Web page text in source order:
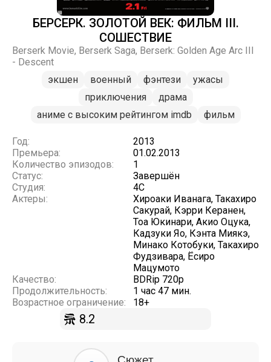
БЕРСЕРК. ЗОЛОТОЙ ВЕК: ФИЛЬМ III.
СОШЕСТВИЕ
Berserk Movie, Berserk Saga, Berserk: Golden Age Arc III
- Descent
экшен
военный фэнтези
ужасы
приключения
драма
аниме с высоким рейтингом imdb
фильм
Год:
2013
Премьера:
01.02.2013
Количество эпизодов:
1
Статус:
Завершён
Студия:
4C
Актеры:
Хироаки Иванага, Такахиро
Сакурай, Кэрри Керанен,
Тоа Юкинари, Акио Оцука,
Кадзуки Яо, Кэнта Миякэ,
Минако Котобуки, Такахиро
Фудзивара, Ёсиро
Мацумото
Качество:
BDRip 720p
Продолжительность:
1 час 47 мин.
Возрастное ограничение:
18+
8.2